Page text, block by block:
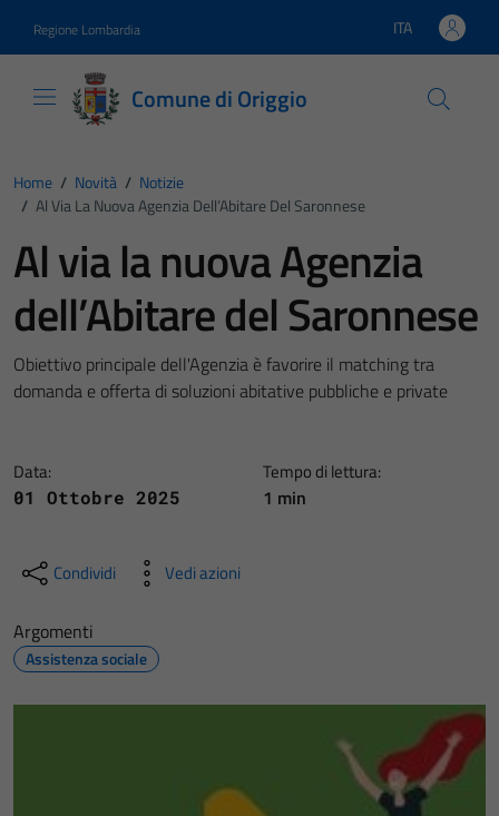
Regione Lombardia Lingua attiva:
ITA
Comune di Origgio
Home / Novità / Notizie
/ Al Via La Nuova Agenzia Dell’Abitare Del Saronnese
Al via la nuova Agenzia
dell’Abitare del Saronnese
Obiettivo principale dell'Agenzia è favorire il matching tra
domanda e offerta di soluzioni abitative pubbliche e private
Data:
01 Ottobre 2025
Tempo di lettura:
1 min
Condividi Vedi azioni
Argomenti
Assistenza sociale